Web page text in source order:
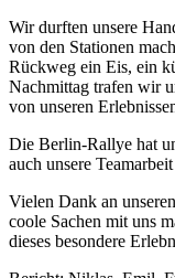
Wir durften unsere
von den Stationen
Rückweg ein Eis, ein
Nachmittag trafen wir
von unseren
Die Berlin-Rallye hat
auch unsere
Vielen Dank an
coole Sachen mit uns
dieses besondere